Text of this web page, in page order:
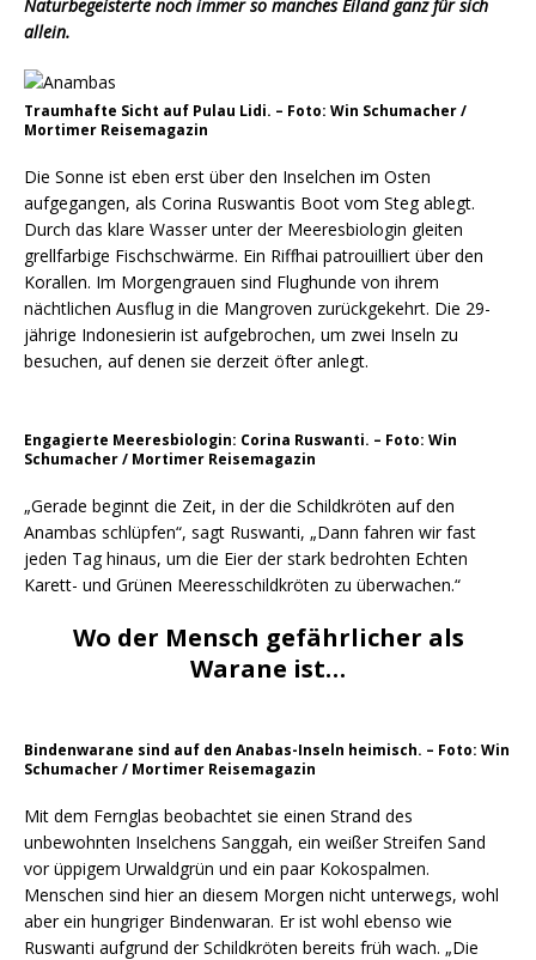
Naturbegeisterte noch immer so manches Eiland ganz für sich
allein.
Traumhafte Sicht auf Pulau Lidi. – Foto: Win Schumacher /
Mortimer Reisemagazin
Die Sonne ist eben erst über den Inselchen im Osten
aufgegangen, als Corina Ruswantis Boot vom Steg ablegt.
Durch das klare Wasser unter der Meeresbiologin gleiten
grellfarbige Fischschwärme. Ein Riffhai patrouilliert über den
Korallen. Im Morgengrauen sind Flughunde von ihrem
nächtlichen Ausflug in die Mangroven zurückgekehrt. Die 29-
jährige Indonesierin ist aufgebrochen, um zwei Inseln zu
besuchen, auf denen sie derzeit öfter anlegt.
Engagierte Meeresbiologin: Corina Ruswanti. – Foto: Win
Schumacher / Mortimer Reisemagazin
„Gerade beginnt die Zeit, in der die Schildkröten auf den
Anambas schlüpfen“, sagt Ruswanti, „Dann fahren wir fast
jeden Tag hinaus, um die Eier der stark bedrohten Echten
Karett- und Grünen Meeresschildkröten zu überwachen.“
Wo der Mensch gefährlicher als
Warane ist…
Bindenwarane sind auf den Anabas-Inseln heimisch. – Foto: Win
Schumacher / Mortimer Reisemagazin
Mit dem Fernglas beobachtet sie einen Strand des
unbewohnten Inselchens Sanggah, ein weißer Streifen Sand
vor üppigem Urwaldgrün und ein paar Kokospalmen.
Menschen sind hier an diesem Morgen nicht unterwegs, wohl
aber ein hungriger Bindenwaran. Er ist wohl ebenso wie
Ruswanti aufgrund der Schildkröten bereits früh wach. „Die